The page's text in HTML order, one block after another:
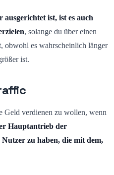
ausgerichtet ist, ist es auch
, solange du über einen
obwohl es wahrscheinlich länger
ist.
Geld verdienen zu wollen, wenn
Hauptantrieb der
zu haben, die mit dem,